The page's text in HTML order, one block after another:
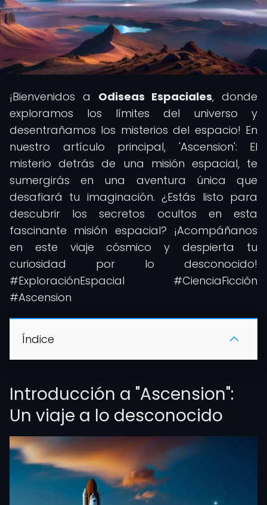
¡Bienvenidos a Odiseas Espaciales, donde
exploramos los límites del universo y
desentrañamos los misterios del espacio! En
nuestro artículo principal, 'Ascension': El
misterio detrás de una misión espacial, te
sumergirás en una aventura única que
desafiará tu imaginación. ¿Estás listo para
descubrir los secretos ocultos en esta
fascinante misión espacial? ¡Acompáñanos
en este viaje cósmico y despierta tu
curiosidad por lo desconocido!
#ExploraciónEspacial #CienciaFicción
#Ascension
Índice
Introducción a "Ascension":
Un viaje a lo desconocido